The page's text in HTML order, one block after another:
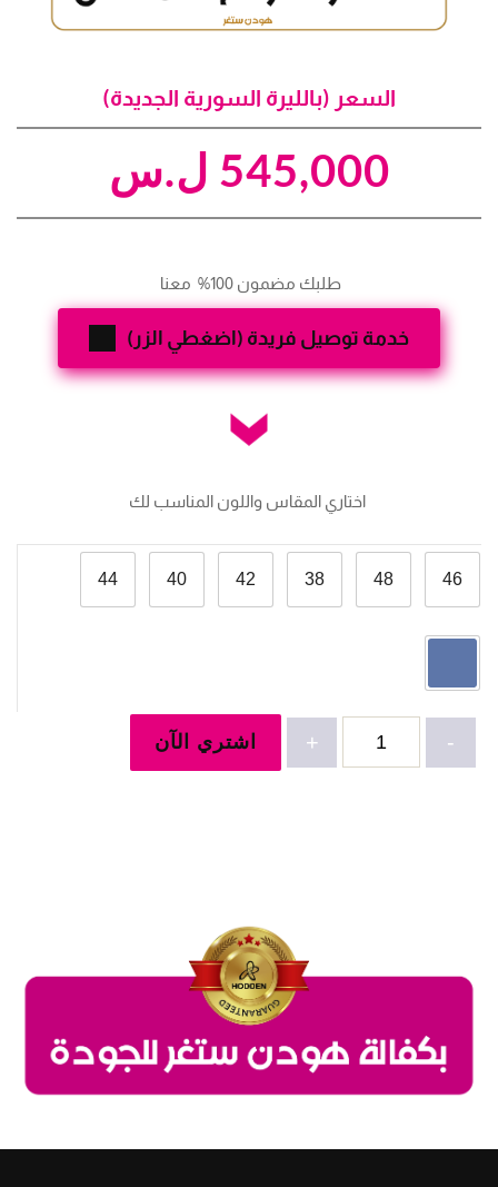
السعر (بالليرة السورية الجديدة)
545,000 ل.س
طلبك مضمون 100%  معنا
خدمة توصيل فريدة (اضغطي الزر)
46
48
38
42
40
44
-
+ اشتري الآن